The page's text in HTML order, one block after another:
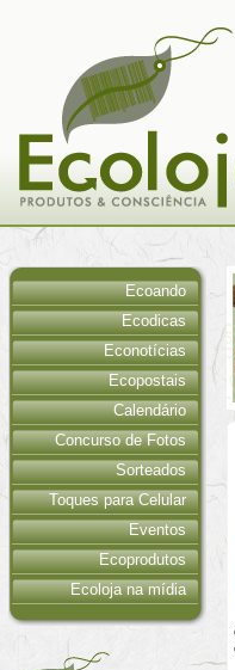
Ecoando
Ecodicas
Econotícias
Ecopostais
Calendário
Concurso de Fotos
Sorteados
Toques para Celular
Eventos
Ecoprodutos
Ecoloja na mídia